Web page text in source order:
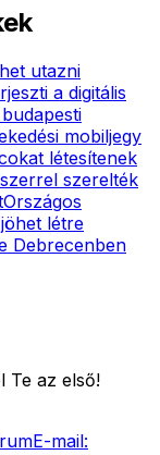
utazni
a digitális
mobiljegy
létesítenek
szerelték
Országos
létre
Debrecenben
Te az első!
E-mail: